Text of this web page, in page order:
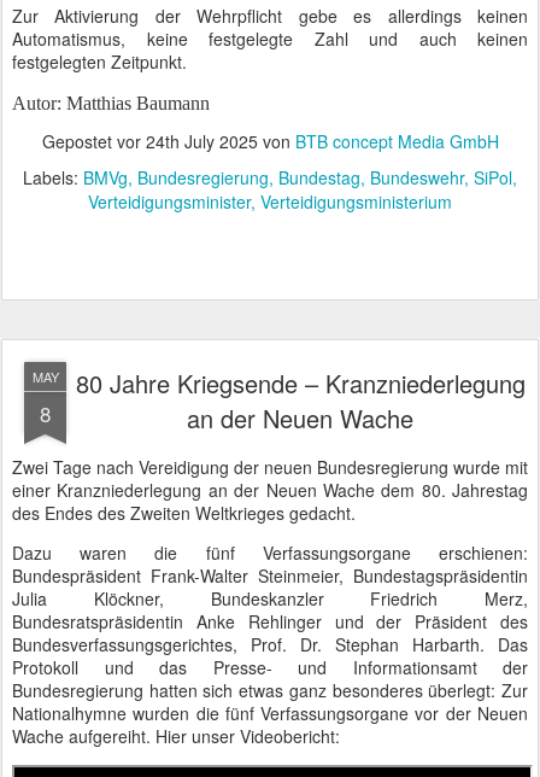
Zur Aktivierung der Wehrpflicht gebe es allerdings keinen
Automatismus, keine festgelegte Zahl und auch keinen
festgelegten Zeitpunkt.
Autor: Matthias Baumann
Gepostet vor 24th July 2025von BTB concept Media GmbH
Labels: BMVg Bundesregierung Bundestag Bundeswehr SiPol
Verteidigungsminister Verteidigungsministerium
MAY
8
80 Jahre Kriegsende – Kranzniederlegung
an der Neuen Wache
Zwei Tage nach Vereidigung der neuen Bundesregierung wurde mit
einer Kranzniederlegung an der Neuen Wache dem 80. Jahrestag
des Endes des Zweiten Weltkrieges gedacht.
Dazu waren die fünf Verfassungsorgane erschienen:
Bundespräsident Frank-Walter Steinmeier, Bundestagspräsidentin
Julia Klöckner, Bundeskanzler Friedrich Merz,
Bundesratspräsidentin Anke Rehlinger und der Präsident des
Bundesverfassungsgerichtes, Prof. Dr. Stephan Harbarth. Das
Protokoll und das Presse- und Informationsamt der
Bundesregierung hatten sich etwas ganz besonderes überlegt: Zur
Nationalhymne wurden die fünf Verfassungsorgane vor der Neuen
Wache aufgereiht. Hier unser Videobericht: